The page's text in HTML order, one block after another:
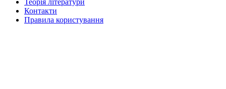
Контакти
Правила користування